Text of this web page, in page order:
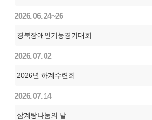
2026. 06. 24~26
경북장애인기능경기대회
2026. 07. 02
2026년 하계수련회
2026. 07. 14
삼계탕나눔의 날